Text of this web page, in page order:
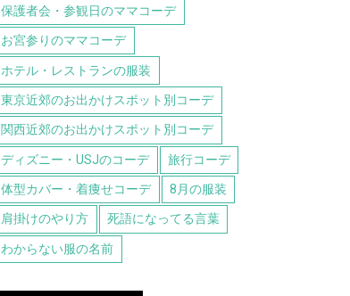
保護者会・参観日のママコーデ
お宮参りのママコーデ
ホテル・レストランの服装
東京近郊のお出かけスポット別コーデ
関西近郊のお出かけスポット別コーデ
ディズニー・USJのコーデ 旅行コーデ
体型カバー・着痩せコーデ 8月の服装
肩掛けのやり方 死語になってる言葉
わからない服の名前